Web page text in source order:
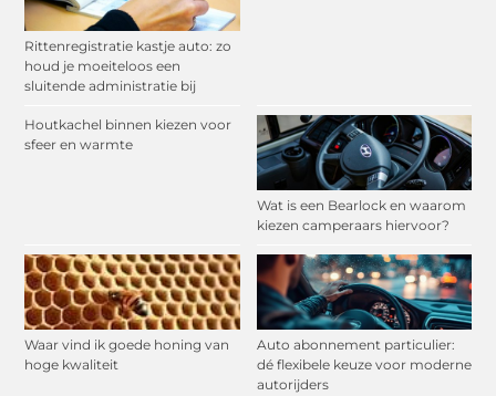
Rittenregistratie kastje auto: zo
houd je moeiteloos een
sluitende administratie bij
Houtkachel binnen kiezen voor
sfeer en warmte
Wat is een Bearlock en waarom
kiezen camperaars hiervoor?
Waar vind ik goede honing van
hoge kwaliteit
Auto abonnement particulier:
dé flexibele keuze voor moderne
autorijders